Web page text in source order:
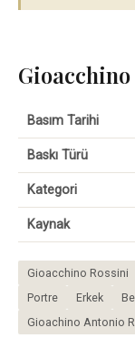
Basım Tarihi
Baskı Türü
Kategori
Kaynak
Gioacchino Rossini
Portre
Erkek
Gioachino Antonio